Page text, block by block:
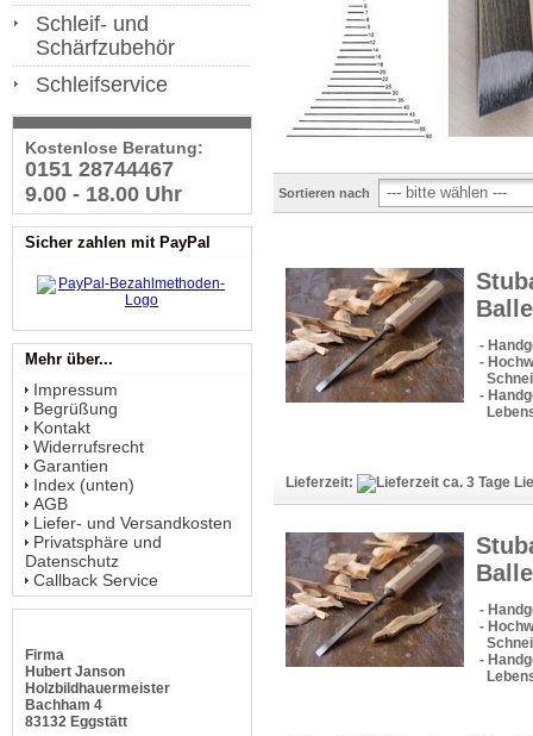
Sortieren nach
-
-
-
Lieferzeit:
-
-
-
Schleif- und
Schärfzubehör
Schleifservice
Kostenlose Beratung:
0151 28744467
9.00 - 18.00 Uhr
Sicher zahlen mit PayPal
Mehr über...
Impressum
Begrüßung
Kontakt
Widerrufsrecht
Garantien
Index (unten)
AGB
Liefer- und Versandkosten
Privatsphäre und
Datenschutz
Callback Service
Firma
Hubert Janson
Holzbildhauermeister
Bachham 4
83132 Eggstätt